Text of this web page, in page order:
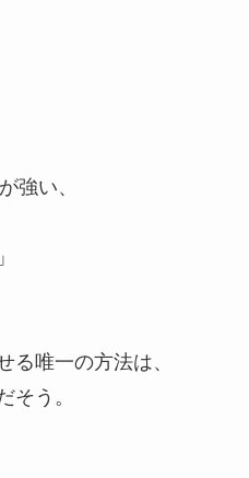
強い、
る唯一の方法は、
そう。